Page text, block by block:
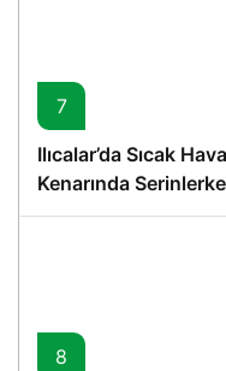
7
Ilıcalar’da Sıcak
Kenarında
8